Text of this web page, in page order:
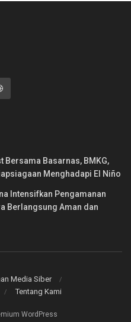
Bersama Basarnas, BMKG,
Menghadapi El Niño
Intensifkan Pengamanan
Berlangsung Aman dan
Media Siber
Tentang Kami
WordPress